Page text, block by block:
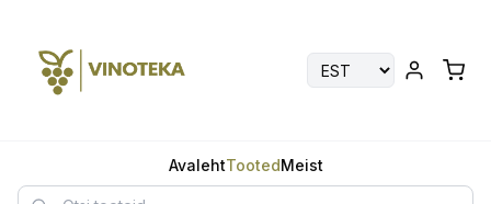
AvalehtTootedMeist